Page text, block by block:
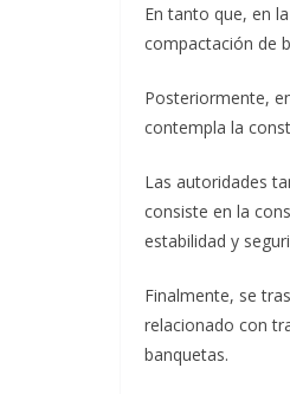
En tanto que, en
compactación de
Posteriormente,
contempla la
Las autoridades
consiste en la
estabilidad y
Finalmente, se
relacionado con
banquetas.